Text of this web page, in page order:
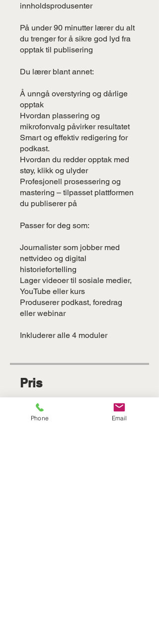
innholdsprodusenter​
På under 90 minutter lærer du alt
du trenger for å sikre god lyd fra
opptak til publisering
Du lærer blant annet:
Å unngå overstyring og dårlige
opptak
Hvordan plassering og
mikrofonvalg påvirker resultatet
Smart og effektiv redigering for
podkast.
Hvordan du redder opptak med
støy, klikk og ulyder
Profesjonell prosessering og
mastering – tilpasset plattformen
du publiserer på
Passer for deg som:
Journalister som jobber med
nettvideo og digital
historiefortelling
Lager videoer til sosiale medier,
YouTube eller kurs
Produserer podkast, foredrag
eller webinar
Inkluderer alle 4 moduler
Pris
2 490,00 kr
Phone Email